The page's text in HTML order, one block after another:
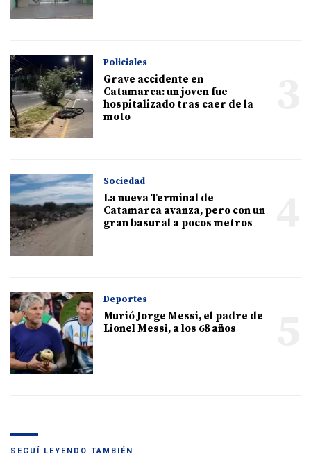
Policiales
Grave accidente en
Catamarca: un joven fue
hospitalizado tras caer de la
moto
Sociedad
La nueva Terminal de
Catamarca avanza, pero con un
gran basural a pocos metros
Deportes
Murió Jorge Messi, el padre de
Lionel Messi, a los 68 años
SEGUÍ LEYENDO TAMBIÉN